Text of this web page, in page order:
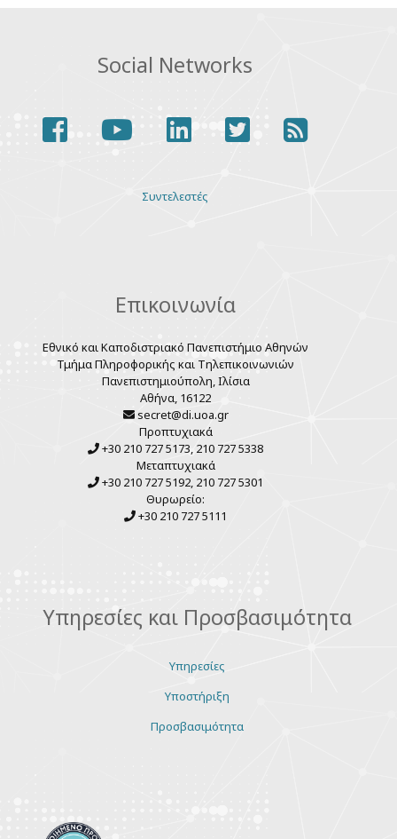
Social Networks
facebookyoutubelinkedintwitterrss
Συντελεστές
Επικοινωνία
Εθνικό και Καποδιστριακό Πανεπιστήμιο Αθηνών
Τμήμα Πληροφορικής και Τηλεπικοινωνιών
Πανεπιστημιούπολη, Ιλίσια
Αθήνα, 16122
secret@di.uoa.gr
Προπτυχιακά
+30 210 727 5173, 210 727 5338
Μεταπτυχιακά
+30 210 727 5192, 210 727 5301
Θυρωρείο:
+30 210 727 5111
Υπηρεσίες και Προσβασιμότητα
Υπηρεσίες
Υποστήριξη
Προσβασιμότητα